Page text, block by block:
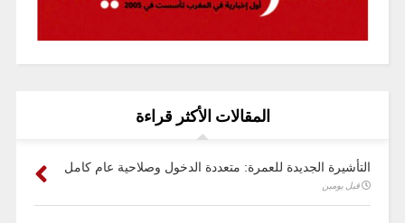
المقالات الأكثر قراءة
التأشيرة الجديدة للعمرة: متعددة الدخول وصلاحية عام كامل
قبل يومين